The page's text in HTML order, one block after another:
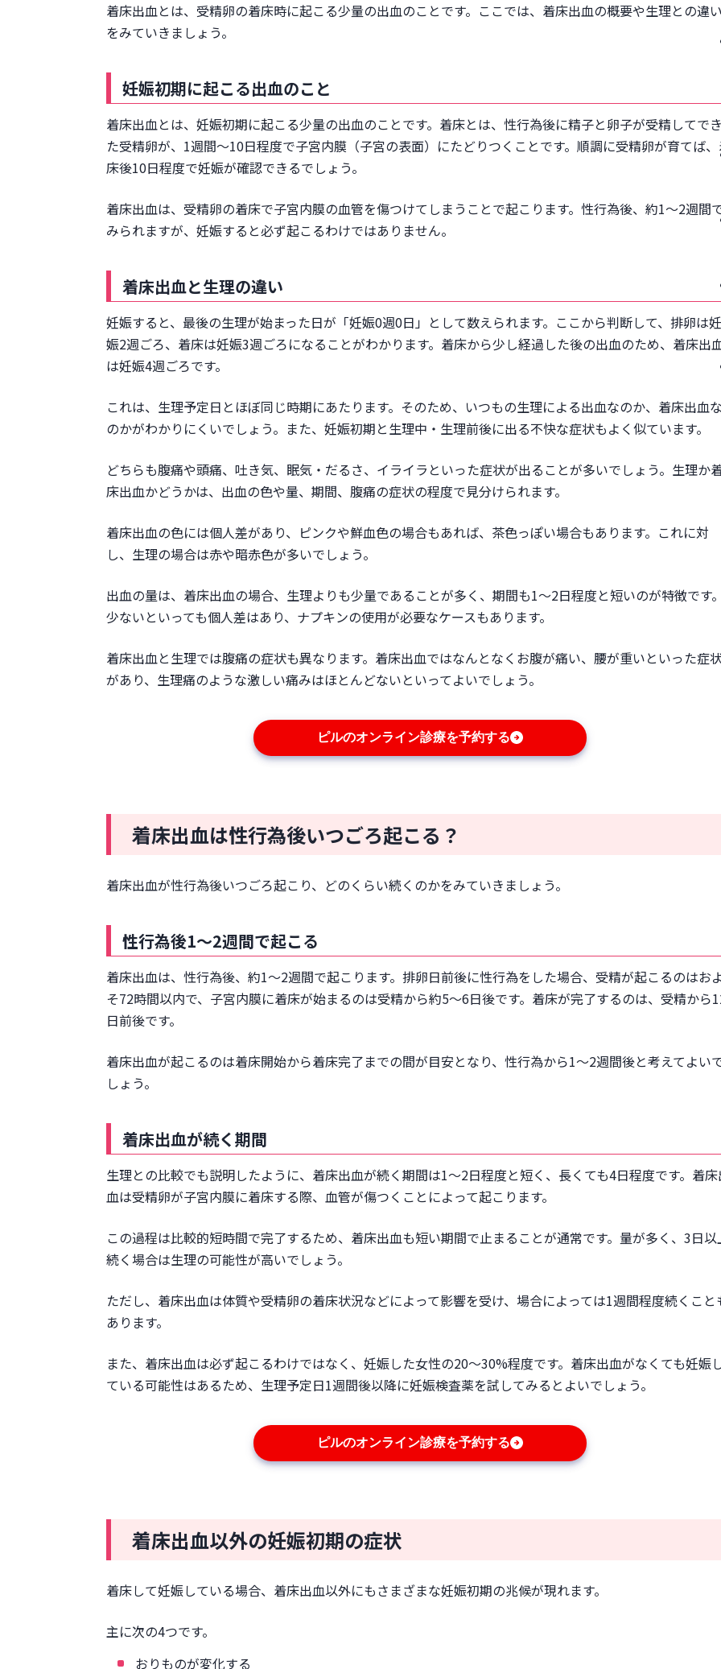
基礎体温を測る
妊娠検査薬でチェックする
妊娠初期に注意したいこと
着床出血や生理以外で出血する場合も
妊娠初期で考えられる症状
妊娠していない場合に考えられる症状
まとめ
着床出血とは、受精卵の着床時に起こる少量の出血のことです。ここでは、着床出血の概要や生理との違
をみていきましょう。
妊娠初期に起こる出血のこと
着床出血とは、妊娠初期に起こる少量の出血のことです。着床とは、性行為後に精子と卵子が受精してで
た受精卵が、1週間〜10日程度で子宮内膜（子宮の表面）にたどりつくことです。順調に受精卵が育てば
床後10日程度で妊娠が確認できるでしょう。
着床出血は、受精卵の着床で子宮内膜の血管を傷つけてしまうことで起こります。性行為後、約1〜2週間
みられますが、妊娠すると必ず起こるわけではありません。
着床出血と生理の違い
妊娠すると、最後の生理が始まった日が「妊娠0週0日」として数えられます。ここから判断して、排卵は妊
娠2週ごろ、着床は妊娠3週ごろになることがわかります。着床から少し経過した後の出血のため、着床出
は妊娠4週ごろです。
これは、生理予定日とほぼ同じ時期にあたります。そのため、いつもの生理による出血なのか、着床出血
のかがわかりにくいでしょう。また、妊娠初期と生理中・生理前後に出る不快な症状もよく似ています。
どちらも腹痛や頭痛、吐き気、眠気・だるさ、イライラといった症状が出ることが多いでしょう。生理か
床出血かどうかは、出血の色や量、期間、腹痛の症状の程度で見分けられます。
着床出血の色には個人差があり、ピンクや鮮血色の場合もあれば、茶色っぽい場合もあります。これに対
し、生理の場合は赤や暗赤色が多いでしょう。
出血の量は、着床出血の場合、生理よりも少量であることが多く、期間も1〜2日程度と短いのが特徴です
少ないといっても個人差はあり、ナプキンの使用が必要なケースもあります。
着床出血と生理では腹痛の症状も異なります。着床出血ではなんとなくお腹が痛い、腰が重いといった症
があり、生理痛のような激しい痛みはほとんどないといってよいでしょう。
ピルのオンライン診療を予約する
着床出血は性行為後いつごろ起こる？
着床出血が性行為後いつごろ起こり、どのくらい続くのかをみていきましょう。
性行為後1～2週間で起こる
着床出血は、性行為後、約1～2週間で起こります。排卵日前後に性行為をした場合、受精が起こるのはお
そ72時間以内で、子宮内膜に着床が始まるのは受精から約5〜6日後です。着床が完了するのは、受精から
日前後です。
着床出血が起こるのは着床開始から着床完了までの間が目安となり、性行為から1〜2週間後と考えてよい
しょう。
着床出血が続く期間
生理との比較でも説明したように、着床出血が続く期間は1〜2日程度と短く、長くても4日程度です。着
血は受精卵が子宮内膜に着床する際、血管が傷つくことによって起こります。
この過程は比較的短時間で完了するため、着床出血も短い期間で止まることが通常です。量が多く、3日以
続く場合は生理の可能性が高いでしょう。
ただし、着床出血は体質や受精卵の着床状況などによって影響を受け、場合によっては1週間程度続くこと
あります。
また、着床出血は必ず起こるわけではなく、妊娠した女性の20〜30%程度です。着床出血がなくても妊娠
ている可能性はあるため、生理予定日1週間後以降に妊娠検査薬を試してみるとよいでしょう。
ピルのオンライン診療を予約する
着床出血以外の妊娠初期の症状
着床して妊娠している場合、着床出血以外にもさまざまな妊娠初期の兆候が現れます。
主に次の4つです。
おりものが変化する